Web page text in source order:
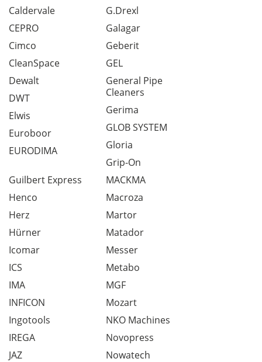
Caldervale
CEPRO
Cimco
CleanSpace
Dewalt
DWT
Elwis
Euroboor
EURODIMA
G.Drexl
Galagar
Geberit
GEL
General Pipe
Cleaners
Gerima
GLOB SYSTEM
Gloria
Grip-On
Guilbert Express
Henco
Herz
Hürner
Icomar
ICS
IMA
INFICON
Ingotools
IREGA
JAZ
MACKMA
Macroza
Martor
Matador
Messer
Metabo
MGF
Mozart
NKO Machines
Novopress
Nowatech